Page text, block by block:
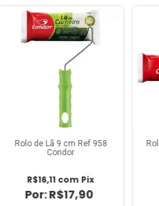
Rolo de Lã 9 cm Ref 958
Condor
R$17,90
R$16,11 com Pix